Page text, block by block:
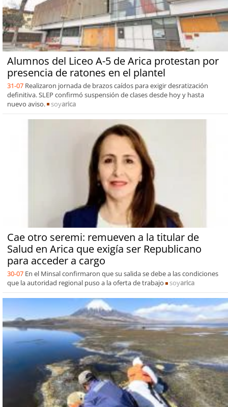
Alumnos del Liceo A-5 de Arica protestan por
presencia de ratones en el plantel
31-07 Realizaron jornada de brazos caídos para exigir desratización
definitiva. SLEP confirmó suspensión de clases desde hoy y hasta
nuevo aviso.
soyarica
Cae otro seremi: remueven a la titular de
Salud en Arica que exigía ser Republicano
para acceder a cargo
30-07 En el Minsal confirmaron que su salida se debe a las condiciones
que la autoridad regional puso a la oferta de trabajo
soyarica